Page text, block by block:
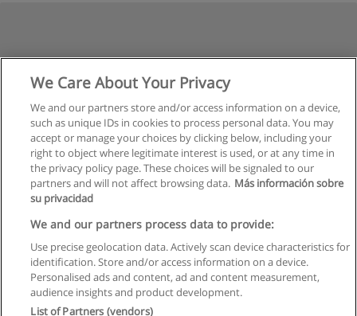
Regras de uso
Privacidade de dados
We Care About Your Privacy
We and our partners store and/or access information on a device,
such as unique IDs in cookies to process personal data. You may
accept or manage your choices by clicking below, including your
right to object where legitimate interest is used, or at any time in
the privacy policy page. These choices will be signaled to our
partners and will not affect browsing data. Más información sobre
su privacidad
We and our partners process data to provide:
Use precise geolocation data. Actively scan device characteristics for
identification. Store and/or access information on a device.
Personalised ads and content, ad and content measurement,
audience insights and product development.
List of Partners (vendors)